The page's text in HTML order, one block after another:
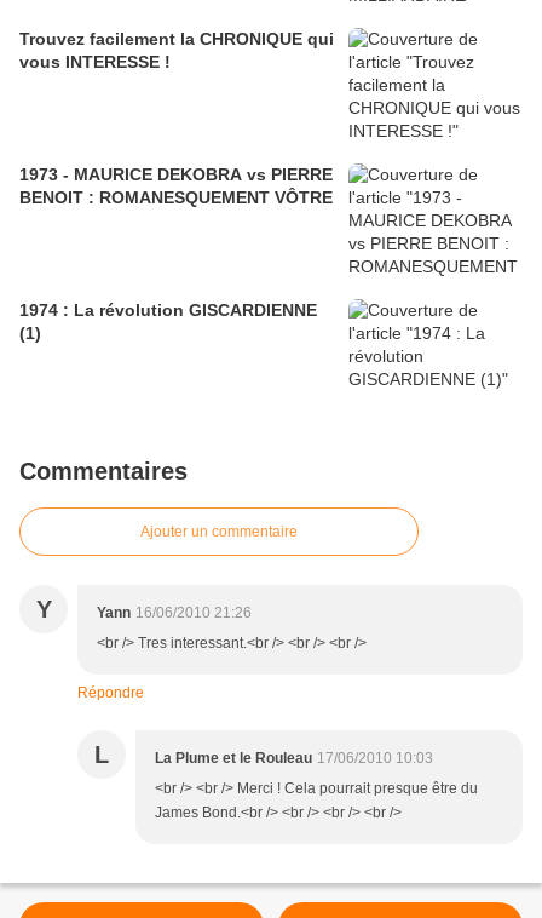
Trouvez facilement la CHRONIQUE qui
vous INTERESSE !
1973 - MAURICE DEKOBRA vs PIERRE
BENOIT : ROMANESQUEMENT VÔTRE
1974 : La révolution GISCARDIENNE
(1)
Commentaires
Ajouter un commentaire
Y Yann 16/06/2010 21:26
<br /> Tres interessant.<br /> <br /> <br />
Répondre
L La Plume et le Rouleau 17/06/2010 10:03
<br /> <br /> Merci ! Cela pourrait presque être du
James Bond.<br /> <br /> <br /> <br />